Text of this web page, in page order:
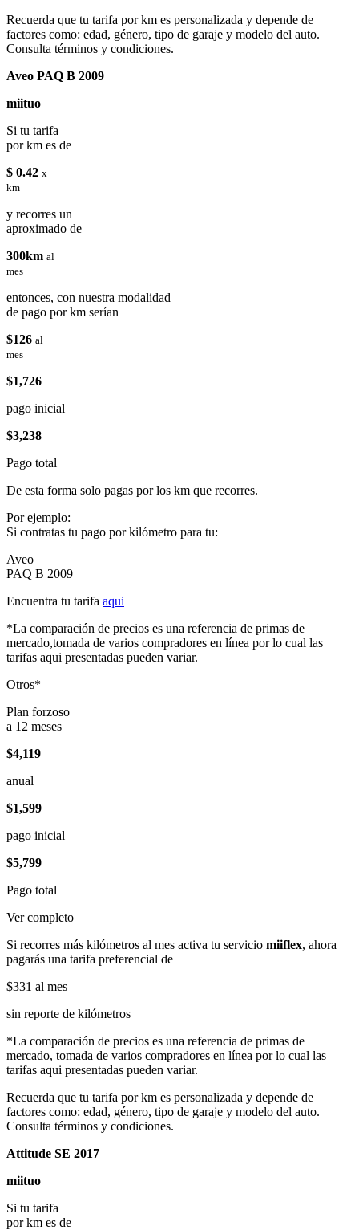
Recuerda que tu tarifa por km es personalizada y depende de
factores como: edad, género, tipo de garaje y modelo del auto.
Consulta términos y condiciones.
Aveo PAQ B 2009
miituo
Si tu tarifa
por km es de
$ 0.42 x
km
y recorres un
aproximado de
300km al
mes
entonces, con nuestra modalidad
de pago por km serían
$126 al
mes
$1,726
pago inicial
$3,238
Pago total
De esta forma solo pagas por los km que recorres.
Por ejemplo:
Si contratas tu pago por kilómetro para tu:
Aveo
PAQ B 2009
Encuentra tu tarifa aqui
*La comparación de precios es una referencia de primas de
mercado,tomada de varios compradores en línea por lo cual las
tarifas aqui presentadas pueden variar.
Otros*
Plan forzoso
a 12 meses
$4,119
anual
$1,599
pago inicial
$5,799
Pago total
Ver completo
Si recorres más kilómetros al mes activa tu servicio miiflex, ahora
pagarás una tarifa preferencial de
$331 al mes
sin reporte de kilómetros
*La comparación de precios es una referencia de primas de
mercado, tomada de varios compradores en línea por lo cual las
tarifas aqui presentadas pueden variar.
Recuerda que tu tarifa por km es personalizada y depende de
factores como: edad, género, tipo de garaje y modelo del auto.
Consulta términos y condiciones.
Attitude SE 2017
miituo
Si tu tarifa
por km es de